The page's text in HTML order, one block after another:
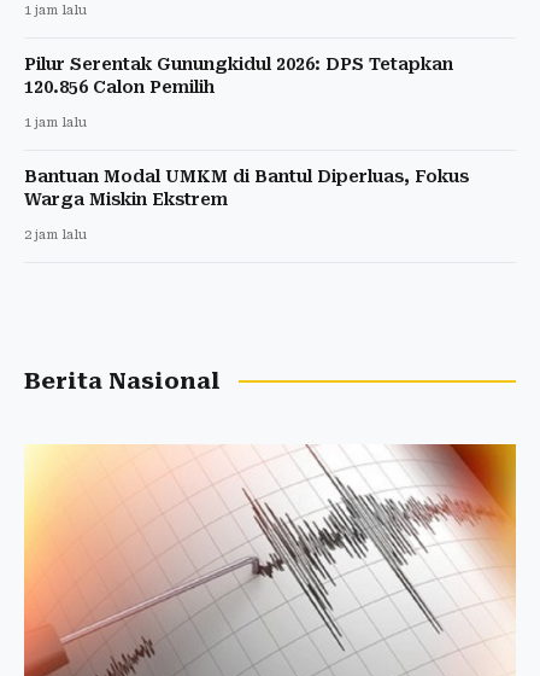
1 jam lalu
Pilur Serentak Gunungkidul 2026: DPS Tetapkan
120.856 Calon Pemilih
1 jam lalu
Bantuan Modal UMKM di Bantul Diperluas, Fokus
Warga Miskin Ekstrem
2 jam lalu
Berita Nasional